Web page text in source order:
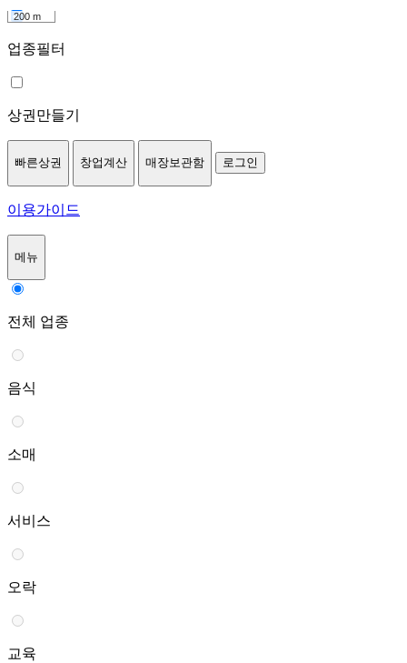
200 m
업종필터
상권만들기
빠른상권 창업계산 매장보관함 로그인
이용가이드
메뉴
전체 업종
음식
소매
서비스
오락
교육